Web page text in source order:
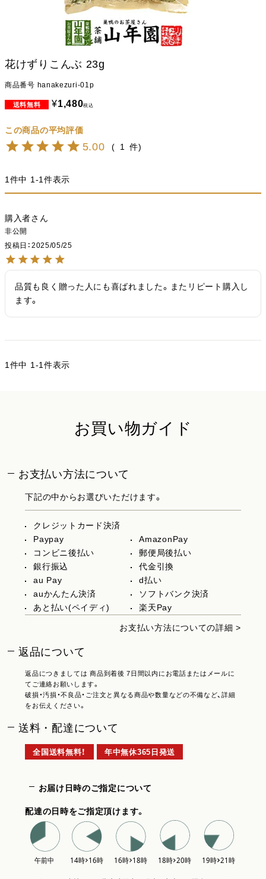
花けずりこんぶ 23g
商品番号 hanakezuri-01p
¥1,480税込
5.00 1
1件中 1-1件表示
購入者
非公開
投稿日
2025/05/25
品質も良く贈った人にも喜ばれました。またリピート購入し
ます。
1件中 1-1件表示
お買い物ガイド
お支払い方法について
下記の中からお選びいただけます。
クレジットカード決済
Paypay
AmazonPay
コンビニ後払い
郵便局後払い
銀行振込
代金引換
au Pay
d払い
auかんたん決済
ソフトバンク決済
あと払い(ペイディ)
楽天Pay
お支払い方法についての詳細 >
返品について
返品につきましては 商品到着後 7日間以内にお電話またはメールに
てご連絡お願いします。
破損・汚損・不良品・ご注文と異なる商品や数量などの不備など、詳細
をお伝えください。
送料・配達について
全国送料無料！ 年中無休365日発送
お届け日時のご指定について
配達の日時をご指定頂けます。